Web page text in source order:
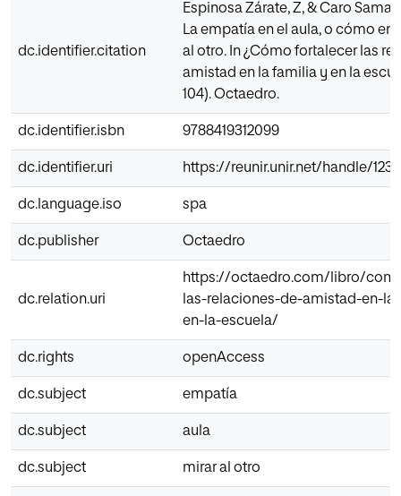
dc.identifier.citation
Espinosa Zárate, Z, & Caro
La empatía en el aula, o cómo
al otro. In ¿Cómo fortalecer las
amistad en la familia y en la
104). Octaedro.
dc.identifier.isbn 9788419312099
dc.identifier.uri https://reunir.unir.net/handle/
dc.language.iso spa
dc.publisher Octaedro
dc.relation.uri
https://octaedro.com/libro/
las-relaciones-de-amistad-en-
en-la-escuela/
dc.rights openAccess
dc.subject empatía
dc.subject aula
dc.subject mirar al otro